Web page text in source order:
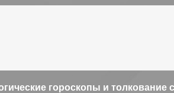
гороскопы и толкование